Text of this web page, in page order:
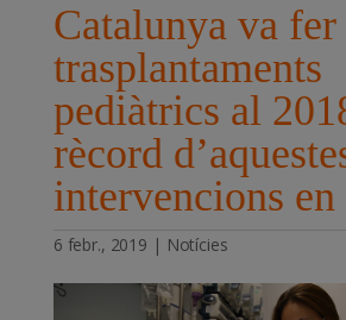
Catalunya va fer
trasplantaments
pediàtrics al
rècord
intervencions en
6 febr., 2019 | Notícies